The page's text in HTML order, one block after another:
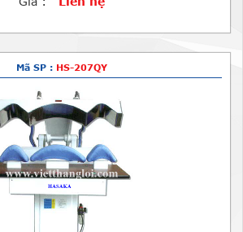
Mã SP : HS-207QY